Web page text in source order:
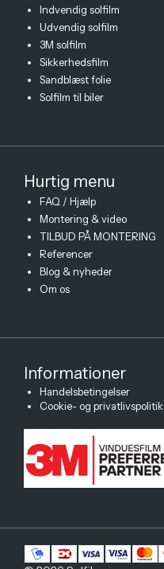
Indvendig solfilm
Udvendig solfilm
3M solfilm
Sikkerhedsfilm
Sandblæst folie
Solfilm til biler
Hurtig menu
FAQ / Hjælp
Montering & video
TILBUD PÅ MONTERING
Referencer
Blog & nyheder
Om os
Informationer
Handelsbetingelser
Cookie- og privatlivspolitik